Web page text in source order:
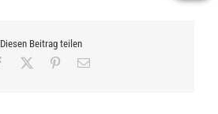
Diesen Beitrag teilen
Facebook Pinterest
E-